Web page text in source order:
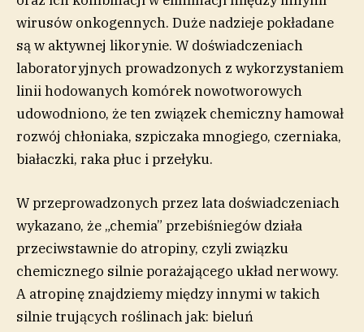
wirusów onkogennych. Duże nadzieje pokładane
są w aktywnej likorynie. W doświadczeniach
laboratoryjnych prowadzonych z wykorzystaniem
linii hodowanych komórek nowotworowych
udowodniono, że ten związek chemiczny hamował
rozwój chłoniaka, szpiczaka mnogiego, czerniaka,
białaczki, raka płuc i przełyku.
W przeprowadzonych przez lata doświadczeniach
wykazano, że „chemia” przebiśniegów działa
przeciwstawnie do atropiny, czyli związku
chemicznego silnie porażającego układ nerwowy.
A atropinę znajdziemy między innymi w takich
silnie trujących roślinach jak: bieluń